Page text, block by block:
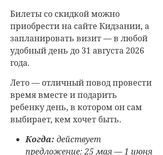
Билеты со скидкой можно
приобрести на сайте Кидзании, а
запланировать визит — в любой
удобный день до 31 августа 2026
года.
Лето — отличный повод провести
время вместе и подарить
ребенку день, в котором он сам
выбирает, кем хочет быть.
Когда: действует
предложение: 25 мая — 1 июня